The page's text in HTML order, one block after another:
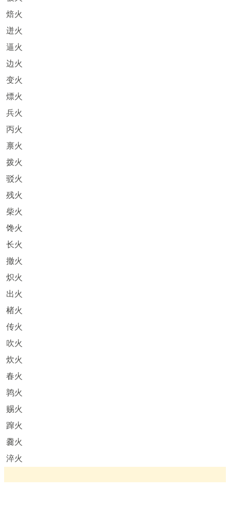
焙火
迸火
逼火
边火
变火
熛火
兵火
丙火
禀火
拨火
驳火
残火
柴火
馋火
长火
撤火
炽火
出火
楮火
传火
吹火
炊火
春火
鹑火
赐火
蹿火
爨火
淬火